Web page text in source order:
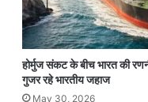
होर्मुज संकट के बीच भारत की
गुजर रहे भारतीय जहाज
May 30, 2026